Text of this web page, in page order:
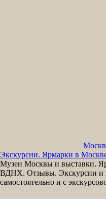
Экскурсии. Ярмарки в
Музеи Москвы и выставки.
ВДНХ. Отзывы. Экскурсии и
самостоятельно и с